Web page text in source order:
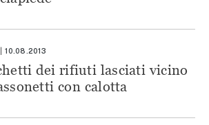
10.08.2013
dei rifiuti lasciati vicino
con calotta